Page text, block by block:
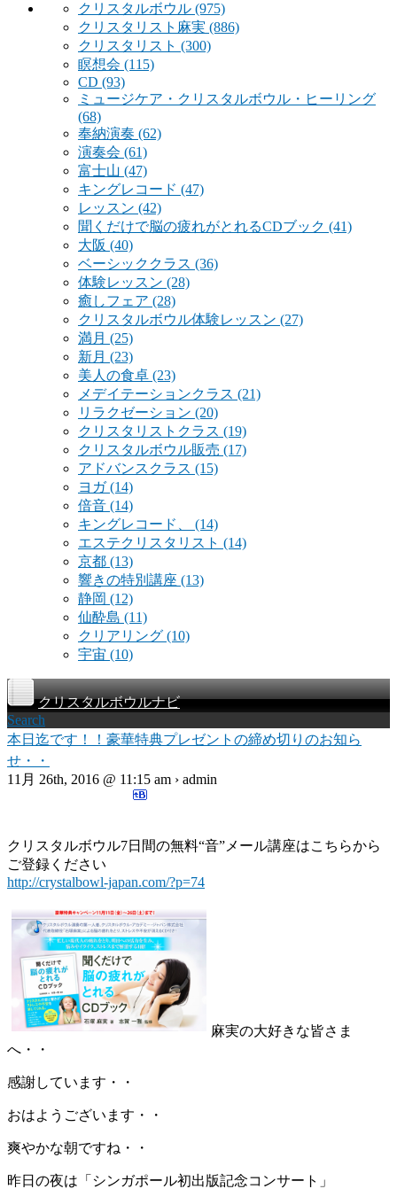
クリスタルボウル (975)
クリスタリスト麻実 (886)
クリスタリスト (300)
瞑想会 (115)
CD (93)
ミュージケア・クリスタルボウル・ヒーリング
(68)
奉納演奏 (62)
演奏会 (61)
富士山 (47)
キングレコード (47)
レッスン (42)
聞くだけで脳の疲れがとれるCDブック (41)
大阪 (40)
ベーシッククラス (36)
体験レッスン (28)
癒しフェア (28)
クリスタルボウル体験レッスン (27)
満月 (25)
新月 (23)
美人の食卓 (23)
メデイテーションクラス (21)
リラクゼーション (20)
クリスタリストクラス (19)
クリスタルボウル販売 (17)
アドバンスクラス (15)
ヨガ(14)
倍音 (14)
キングレコード、 (14)
エステクリスタリスト (14)
京都 (13)
響きの特別講座 (13)
静岡 (12)
仙酔島 (11)
クリアリング (10)
宇宙 (10)
クリスタルボウルナビ
Search
本日迄です！！豪華特典プレゼントの締め切りのお知ら
せ・・
11月 26th, 2016 @ 11:15 am › admin
クリスタルボウル7日間の無料“音”メール講座はこちらから
ご登録ください
http://crystalbowl-japan.com/?p=74
麻実の大好きな皆さま
へ・・
感謝しています・・
おはようございます・・
爽やかな朝ですね・・
昨日の夜は「シンガポール初出版記念コンサート」